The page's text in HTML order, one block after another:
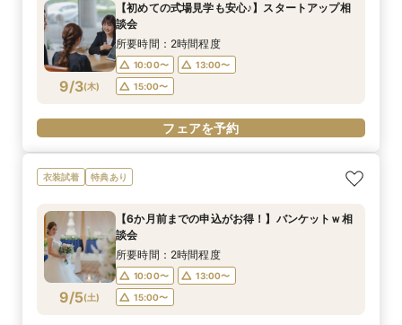
9/3(木)
【初めての式場見学も安心♪】スタートアップ相
談会
所要時間：2時間程度
10:00〜
13:00〜
15:00〜
フェアを予約
衣装試着 特典あり
9/5(土)
【6か月前までの申込がお得！】バンケットｗ相
談会
所要時間：2時間程度
10:00〜
13:00〜
15:00〜